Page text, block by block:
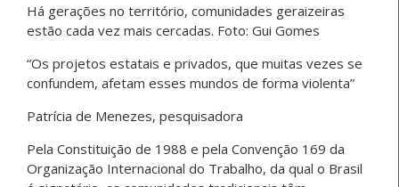
Há gerações no território, comunidades geraizeiras
estão cada vez mais cercadas. Foto: Gui Gomes
“Os projetos estatais e privados, que muitas vezes se
confundem, afetam esses mundos de forma violenta”
Patrícia de Menezes, pesquisadora
Pela Constituição de 1988 e pela Convenção 169 da
Organização Internacional do Trabalho, da qual o Brasil